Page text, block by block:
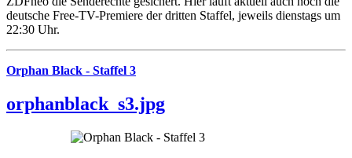
deutsche Free-TV-Premiere der dritten Staffel, jeweils dienstags um
22:30 Uhr.
Orphan Black - Staffel 3
orphanblack_s3.jpg